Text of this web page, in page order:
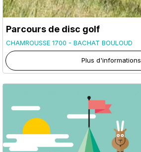
Parcours de disc golf
CHAMROUSSE 1700 - BACHAT BOULOUD
Plus d'informations